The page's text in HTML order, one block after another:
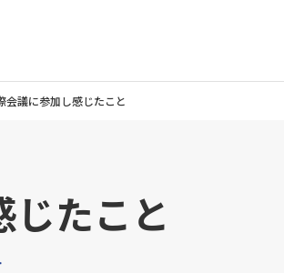
会議に参加し感じたこと
たこと